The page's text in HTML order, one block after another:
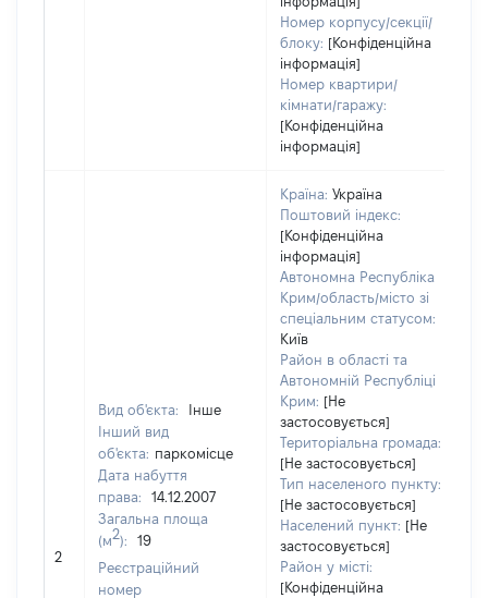
Номер корпусу/секції/
блоку: [Конфіденційна
інформація]
Номер квартири/
кімнати/гаражу:
[Конфіденційна
інформація]
2
Вид об'єкта:
Інше
Інший вид
об'єкта: паркомісце
Дата набуття
права:
14.12.2007
Загальна площа
(м2):
19
Реєстраційний
номер
Країна: Україна
Поштовий індекс:
[Конфіденційна
інформація]
Автономна Республіка
Крим/область/місто зі
спеціальним статусом:
Київ
Район в області та
Автономній Республіці
Крим: [Не
застосовується]
Територіальна громада:
[Не застосовується]
Тип населеного пункту:
[Не застосовується]
Населений пункт: [Не
застосовується]
Район у місті:
[Конфіденційна